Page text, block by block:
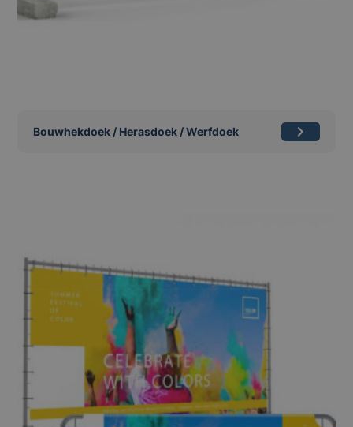
Bouwhekdoek / Herasdoek / Werfdoek